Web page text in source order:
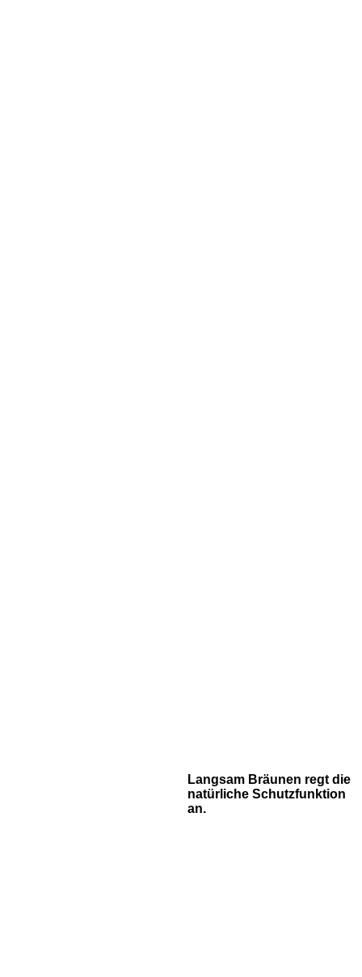
Langsam Bräunen regt die
natürliche Schutzfunktion
an.